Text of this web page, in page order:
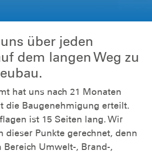
über jeden
dem langen Weg zu
hat uns nach 21 Monaten
die Baugenehmigung erteilt.
ist 15 Seiten lang. Wir
dieser Punkte gerechnet, denn
Bereich Umwelt-, Brand-,